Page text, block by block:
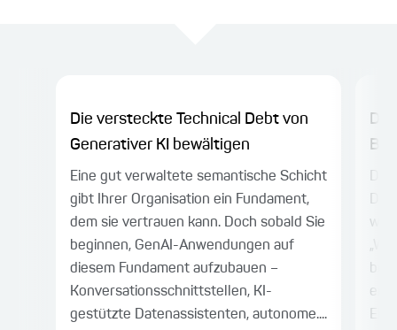
Die versteckte Technical Debt von
Generativer KI bewältigen
Eine gut verwaltete semantische Schicht
gibt Ihrer Organisation ein Fundament,
dem sie vertrauen kann. Doch sobald Sie
beginnen, GenAI-Anwendungen auf
diesem Fundament aufzubauen –
Konversationsschnittstellen, KI-
gestützte Datenassistenten, autonome....
Die
wir